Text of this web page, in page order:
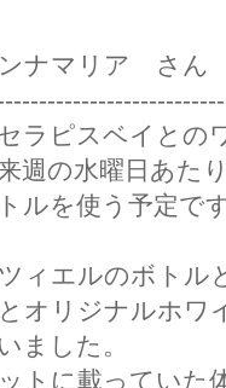
ナマリア さん
ラピスベイとの
週の水曜日あた
ルを使う予定です
ィエルのボトル
とオリジナルホワ
ました。
トに載っていた